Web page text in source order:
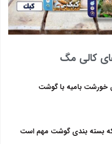
کالی مگ
خورشت بامیه با گوشت